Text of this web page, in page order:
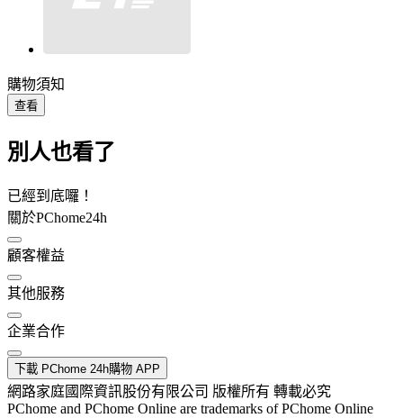
購物須知
查看
別人也看了
已經到底囉！
關於PChome24h
顧客權益
其他服務
企業合作
下載 PChome 24h購物 APP
網路家庭國際資訊股份有限公司 版權所有 轉載必究
PChome and PChome Online are trademarks of PChome Online